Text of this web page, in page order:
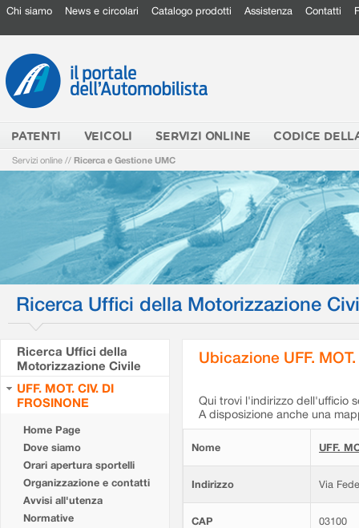
Chi siamo News e circolari Catalogo prodotti Assistenza Contatti
PATENTI VEICOLI SERVIZI ONLINE CODICE
Servizi online // Ricerca e Gestione UMC
Ricerca Uffici della Motorizzazione
Ricerca Uffici della
Motorizzazione Civile
UFF. MOT. CIV. DI
FROSINONE
Home Page
Dove siamo
Orari apertura sportelli
Organizzazione e contatti
Avvisi all'utenza
Normative
Ubicazione UFF.
Qui trovi l'indirizzo dell'ufficio
A disposizione anche una
Nome UFF.
Indirizzo Via
CAP 03100